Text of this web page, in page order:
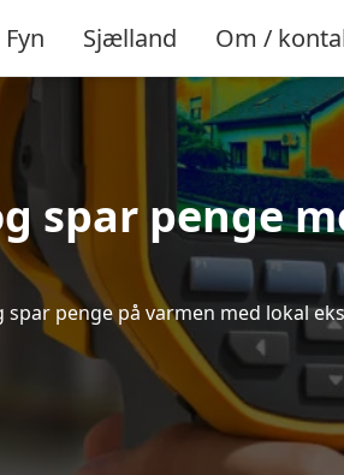
Fyn Sjælland Om /
spar penge
penge på varmen med lokal